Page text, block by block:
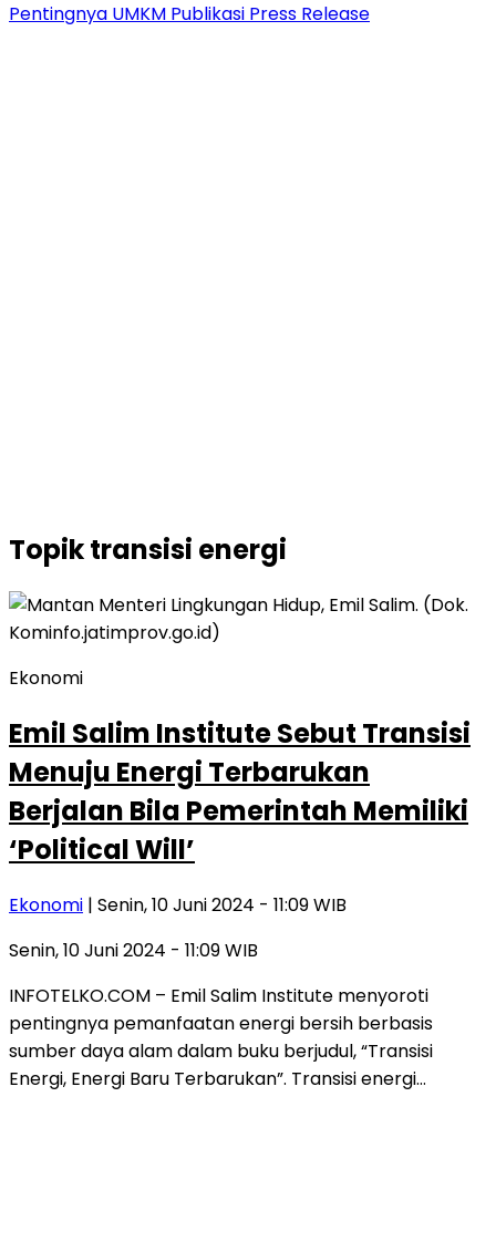
Pentingnya UMKM Publikasi Press Release
Topiktransisi energi
Ekonomi
Emil Salim Institute Sebut Transisi
Menuju Energi Terbarukan
Berjalan Bila Pemerintah Memiliki
‘Political Will’
Ekonomi | Senin, 10 Juni 2024 - 11:09 WIB
Senin, 10 Juni 2024 - 11:09 WIB
INFOTELKO.COM – Emil Salim Institute menyoroti
pentingnya pemanfaatan energi bersih berbasis
sumber daya alam dalam buku berjudul, “Transisi
Energi, Energi Baru Terbarukan”. Transisi energi…